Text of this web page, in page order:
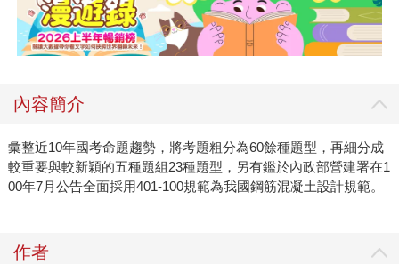
內容簡介
彙整近10年國考命題趨勢，將考題粗分為60餘種題型，再細分成
較重要與較新穎的五種題組23種題型，另有鑑於內政部營建署在1
00年7月公告全面採用401-100規範為我國鋼筋混凝土設計規範。
作者